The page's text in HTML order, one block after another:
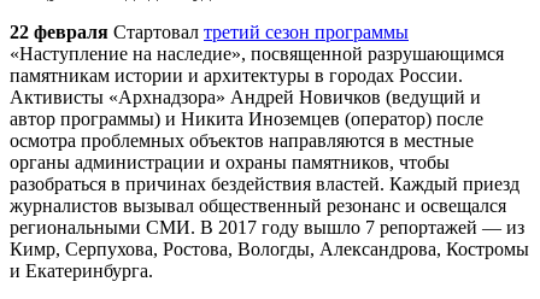
22 февраля Стартовал третий сезон программы
«Наступление на наследие», посвященной разрушающимся
памятникам истории и архитектуры в городах России.
Активисты «Архнадзора» Андрей Новичков (ведущий и
автор программы) и Никита Иноземцев (оператор) после
осмотра проблемных объектов направляются в местные
органы администрации и охраны памятников, чтобы
разобраться в причинах бездействия властей. Каждый приезд
журналистов вызывал общественный резонанс и освещался
региональными СМИ. В 2017 году вышло 7 репортажей — из
Кимр, Серпухова, Ростова, Вологды, Александрова, Костромы
и Екатеринбурга.